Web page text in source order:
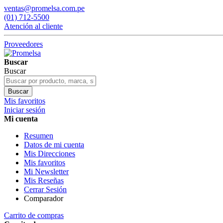
ventas@promelsa.com.pe
(01) 712-5500
Atención al cliente
Proveedores
Buscar
Buscar
Buscar
Mis favoritos
Iniciar sesión
Mi cuenta
Resumen
Datos de mi cuenta
Mis Direcciones
Mis favoritos
Mi Newsletter
Mis Reseñas
Cerrar Sesión
Comparador
Carrito de compras